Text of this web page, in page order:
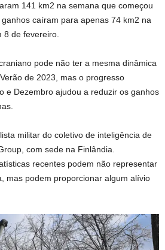
141 km2 na semana que começou
caíram para apenas 74 km2 na
8 de fevereiro.
pode não ter a mesma dinâmica
de 2023, mas o progresso
e Dezembro ajudou a reduzir os ganhos
militar do coletivo de inteligência de
com sede na Finlândia.
recentes podem não representar
mas podem proporcionar algum alívio